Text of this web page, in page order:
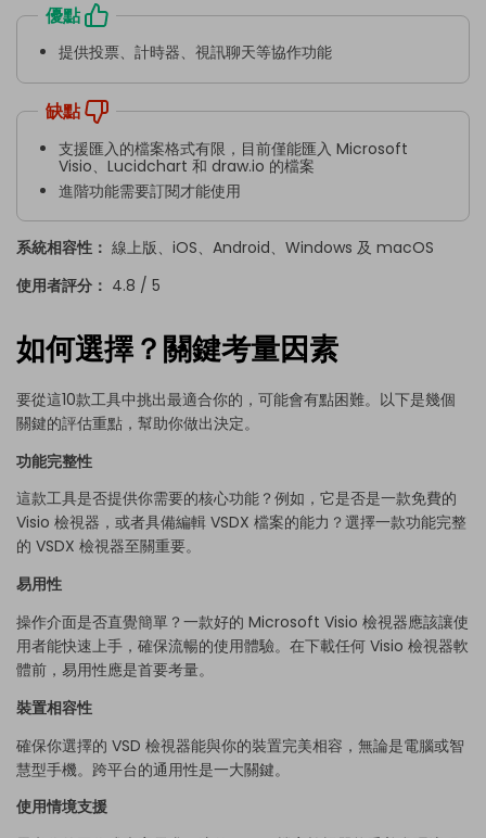
優點
提供投票、計時器、視訊聊天等協作功能
缺點
支援匯入的檔案格式有限，目前僅能匯入 Microsoft
Visio、Lucidchart 和 draw.io 的檔案
進階功能需要訂閱才能使用
系統相容性： 線上版、iOS、Android、Windows 及 macOS
使用者評分： 4.8 / 5
如何選擇？關鍵考量因素
要從這10款工具中挑出最適合你的，可能會有點困難。以下是幾個
關鍵的評估重點，幫助你做出決定。
功能完整性
這款工具是否提供你需要的核心功能？例如，它是否是一款免費的
Visio 檢視器，或者具備編輯 VSDX 檔案的能力？選擇一款功能完整
的 VSDX 檢視器至關重要。
易用性
操作介面是否直覺簡單？一款好的 Microsoft Visio 檢視器應該讓使
用者能快速上手，確保流暢的使用體驗。在下載任何 Visio 檢視器軟
體前，易用性應是首要考量。
裝置相容性
確保你選擇的 VSD 檢視器能與你的裝置完美相容，無論是電腦或智
慧型手機。跨平台的通用性是一大關鍵。
使用情境支援